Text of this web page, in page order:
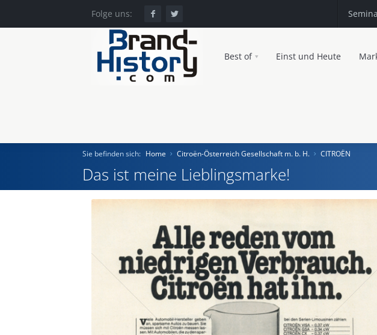
Folge uns:
Best of Einst und Heute
Home
Marken
Sie befinden sich: Home Citroën-Österreich Gesellschaft m. b. H. CITROËN
Das ist meine Lieblingsmarke!